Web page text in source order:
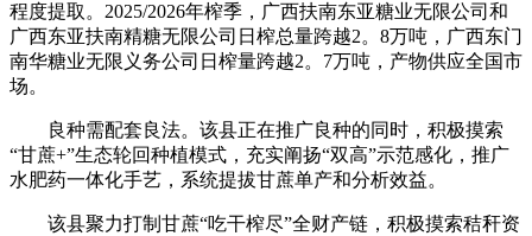
程度提取。2025/2026年榨季，广西扶南东亚糖业无限公司和
广西东亚扶南精糖无限公司日榨总量跨越2。8万吨，广西东门
南华糖业无限义务公司日榨量跨越2。7万吨，产物供应全国市
场。
良种需配套良法。该县正在推广良种的同时，积极摸索
“甘蔗+”生态轮回种植模式，充实阐扬“双高”示范感化，推广
水肥药一体化手艺，系统提拔甘蔗单产和分析效益。
该县聚力打制甘蔗“吃干榨尽”全财产链，积极摸索秸秆资